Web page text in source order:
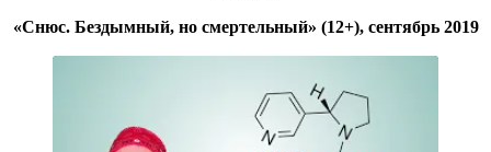
«Снюс. Бездымный, но смертельный» (12+), сентябрь 2019